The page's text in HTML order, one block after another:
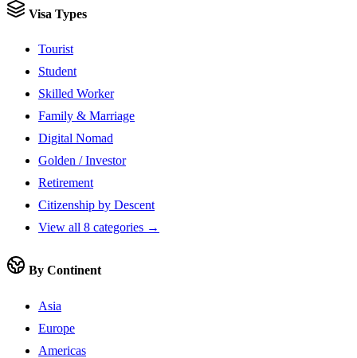
Visa Types
Tourist
Student
Skilled Worker
Family & Marriage
Digital Nomad
Golden / Investor
Retirement
Citizenship by Descent
View all 8 categories →
By Continent
Asia
Europe
Americas